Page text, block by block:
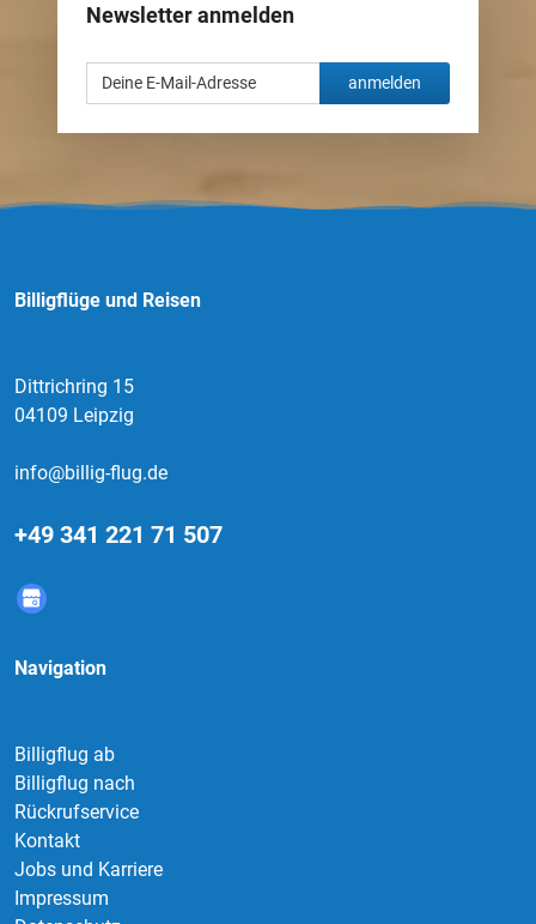
Newsletter anmelden
anmelden
Billigflüge und Reisen
Dittrichring 15
04109 Leipzig
info@billig-flug.de
+49 341 221 71 507
Navigation
Billigflug ab
Billigflug nach
Rückrufservice
Kontakt
Jobs und Karriere
Impressum